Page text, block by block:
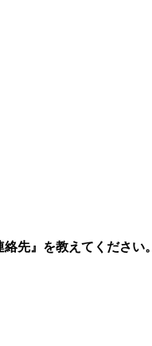
先』を教えてください。